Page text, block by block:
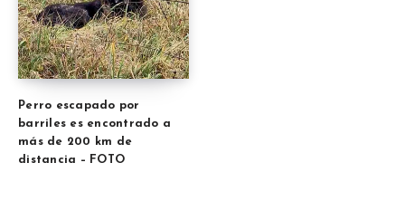
Perro escapado por
barriles es encontrado a
más de 200 km de
distancia – FOTO